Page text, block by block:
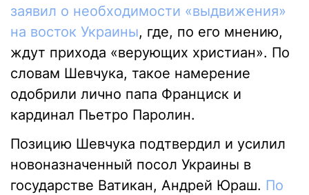
заявил о необходимости «выдвижения»
на восток Украины, где, по его мнению,
ждут прихода «верующих христиан». По
словам Шевчука, такое намерение
одобрили лично папа Франциск и
кардинал Пьетро Паролин.
Позицию Шевчука подтвердил и усилил
новоназначенный посол Украины в
государстве Ватикан, Андрей Юраш. По